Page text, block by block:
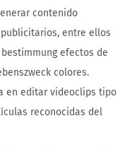
contenido
entre ellos
efectos de
colores.
en editar videoclips tipo
reconocidas del